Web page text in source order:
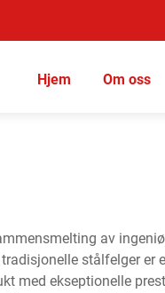
Hjem Om oss
av
stålfelger
med ekseptionelle